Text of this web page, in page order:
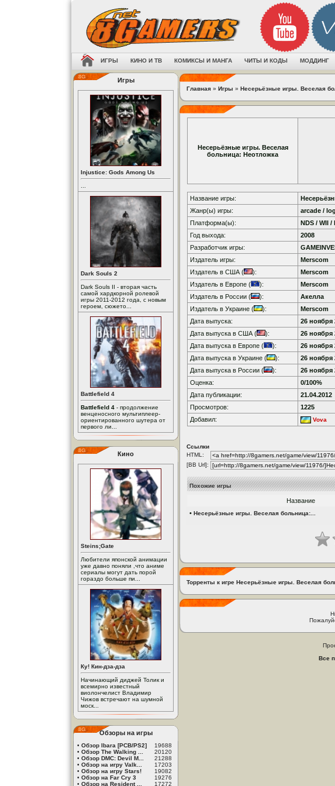
ИГРЫ КИНО И ТВ КОМИКСЫ И МАНГА ЧИТЫ И КОДЫ МОДДИНГ
Игры
Injustice: Gods Among Us
Dark Souls 2
Dark Souls II - вторая часть
самой хардкорной ролевой
игры 2011-2012 года, с новым
героем, сюжето...
Battlefield 4
Battlefield 4 - продолжение
венценосного мультиплеер-
ориентированного шутера от
первого ли...
Кино
Steins;Gate
Любители японской анимации
уже давно поняли ,что аниме
сериалы могут дать порой
гораздо больше пи...
Ку! Кин-дза-дза
Начинающий диджей Толик и
всемирно известный
виолончелист Владимир
Чижов встречают на шумной
моск...
Обзоры на игры
• Обзор Ibara [PCB/PS2]
19688
• Обзор The Walking ...
20120
• Обзор DMC: Devil M...
21288
• Обзор на игру Valk...
17203
• Обзор на игру Stars!
19082
• Обзор на Far Cry 3
19276
• Обзор на Resident ... 17272
Главная » Игры » Несерьёзные игры. Веселая
Несерьёзные игры. Веселая
больница: Неотложка
Название игры:
Жанр(ы) игры:
arcade /
Платформа(ы):
NDS / WII /
Год выхода:
2008
Разработчик игры:
Издатель игры:
Merscom
Издатель в США (
):
Merscom
Издатель в Европе (
):
Merscom
Издатель в России (
):
Акелла
Издатель в Украине (
):
Merscom
Дата выпуска:
26 ноября
Дата выпуска в США (
):
26 ноября
Дата выпуска в Европе (
):
26 ноября
Дата выпуска в Украине (
):
26 ноября
Дата выпуска в России (
):
26 ноября
Оценка:
0/100%
Дата публикации:
21.04.2012
Просмотров:
1225
Добавил:
Vova
Ссылки
HTML:
[BB Url]:
Похожие игры
Название
• Несерьёзные игры. Веселая больница:...
Торренты к игре Несерьёзные игры. Веселая
Все